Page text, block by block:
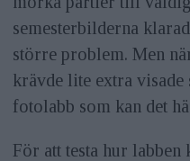
semesterbilderna
större problem. Men
krävde lite extra visade
fotolabb som kan det
För att testa hur